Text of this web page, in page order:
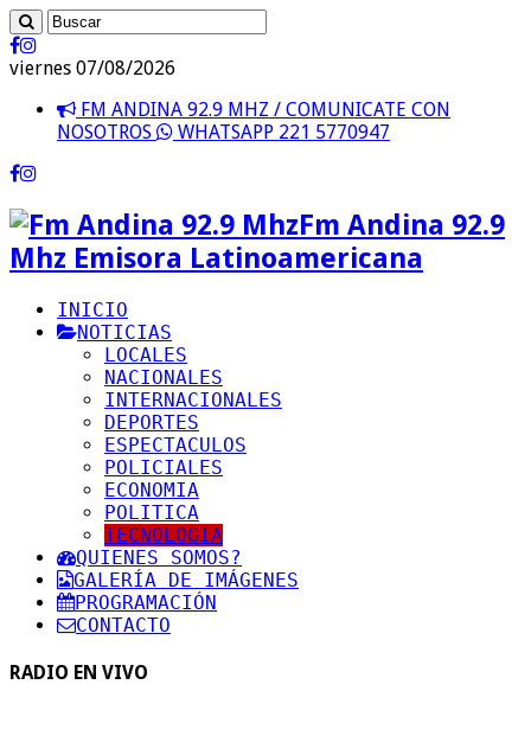
viernes 07/08/2026
FM ANDINA 92.9 MHZ / COMUNICATE CON
NOSOTROS
WHATSAPP 221 5770947
Fm Andina 92.9
Mhz Emisora Latinoamericana
INICIO
NOTICIAS
LOCALES
NACIONALES
INTERNACIONALES
DEPORTES
ESPECTACULOS
POLICIALES
ECONOMIA
POLITICA
TECNOLOGIA
QUIENES SOMOS?
GALERÍA DE IMÁGENES
PROGRAMACIÓN
CONTACTO
RADIO EN VIVO